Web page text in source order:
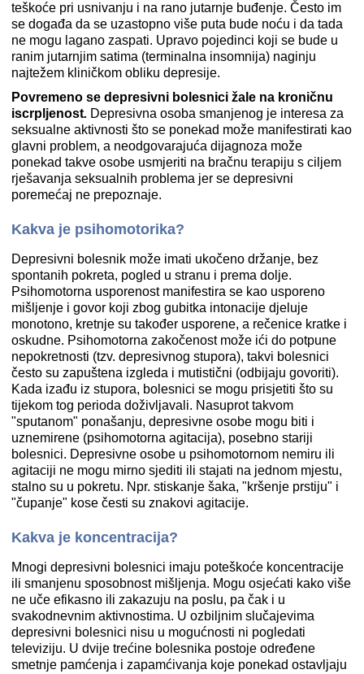
teškoće pri usnivanju i na rano jutarnje buđenje. Često im
se događa da se uzastopno više puta bude noću i da tada
ne mogu lagano zaspati. Upravo pojedinci koji se bude u
ranim jutarnjim satima (terminalna insomnija) naginju
najtežem kliničkom obliku depresije.
Povremeno se depresivni bolesnici žale na kroničnu
iscrpljenost. Depresivna osoba smanjenog je interesa za
seksualne aktivnosti što se ponekad može manifestirati kao
glavni problem, a neodgovarajuća dijagnoza može
ponekad takve osobe usmjeriti na bračnu terapiju s ciljem
rješavanja seksualnih problema jer se depresivni
poremećaj ne prepoznaje.
Kakva je psihomotorika?
Depresivni bolesnik može imati ukočeno držanje, bez
spontanih pokreta, pogled u stranu i prema dolje.
Psihomotorna usporenost manifestira se kao usporeno
mišljenje i govor koji zbog gubitka intonacije djeluje
monotono, kretnje su također usporene, a rečenice kratke i
oskudne. Psihomotorna zakočenost može ići do potpune
nepokretnosti (tzv. depresivnog stupora), takvi bolesnici
često su zapuštena izgleda i mutistični (odbijaju govoriti).
Kada izađu iz stupora, bolesnici se mogu prisjetiti što su
tijekom tog perioda doživljavali. Nasuprot takvom
"sputanom" ponašanju, depresivne osobe mogu biti i
uznemirene (psihomotorna agitacija), posebno stariji
bolesnici. Depresivne osobe u psihomotornom nemiru ili
agitaciji ne mogu mirno sjediti ili stajati na jednom mjestu,
stalno su u pokretu. Npr. stiskanje šaka, "kršenje prstiju" i
"čupanje" kose česti su znakovi agitacije.
Kakva je koncentracija?
Mnogi depresivni bolesnici imaju poteškoće koncentracije
ili smanjenu sposobnost mišljenja. Mogu osjećati kako više
ne uče efikasno ili zakazuju na poslu, pa čak i u
svakodnevnim aktivnostima. U ozbiljnim slučajevima
depresivni bolesnici nisu u mogućnosti ni pogledati
televiziju. U dvije trećine bolesnika postoje određene
smetnje pamćenja i zapamćivanja koje ponekad ostavljaju